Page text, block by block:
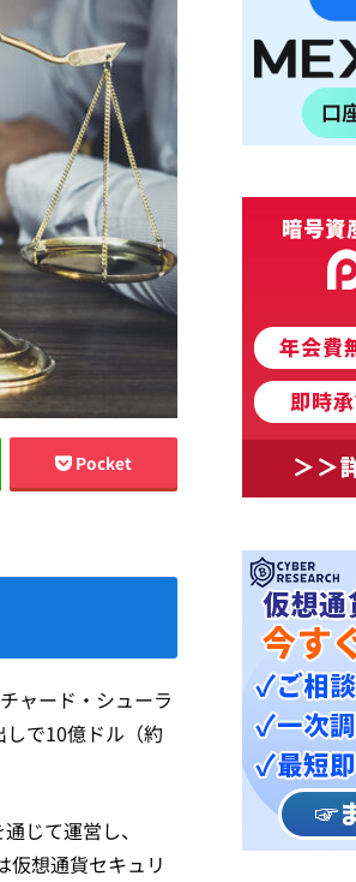
Pocket
ャード・シューラ
で10億ドル（約
じて運営し、
仮想通貨セキュリ